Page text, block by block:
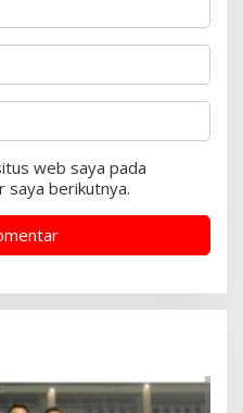
web saya pada
saya berikutnya.